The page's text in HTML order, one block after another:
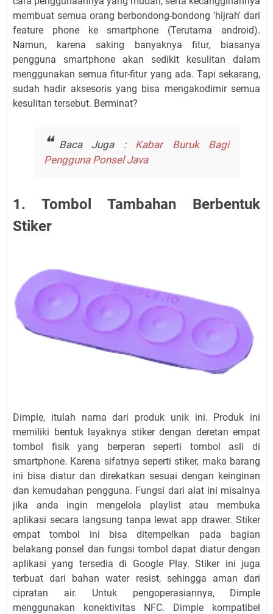
membuat semua orang berbondong-bondong 'hijrah' dari
feature phone ke smartphone (Terutama android).
Namun, karena saking banyaknya fitur, biasanya
pengguna smartphone akan sedikit kesulitan dalam
menggunakan semua fitur-fitur yang ada. Tapi sekarang,
sudah hadir aksesoris yang bisa mengakodimir semua
kesulitan tersebut. Berminat?
Baca Juga : Kabar Buruk Bagi
Pengguna Ponsel Java
1. Tombol Tambahan Berbentuk
Stiker
Dimple, itulah nama dari produk unik ini. Produk ini
memiliki bentuk layaknya stiker dengan deretan empat
tombol fisik yang berperan seperti tombol asli di
smartphone. Karena sifatnya seperti stiker, maka barang
ini bisa diatur dan direkatkan sesuai dengan keinginan
dan kemudahan pengguna. Fungsi dari alat ini misalnya
jika anda ingin mengelola playlist atau membuka
aplikasi secara langsung tanpa lewat app drawer. Stiker
empat tombol ini bisa ditempelkan pada bagian
belakang ponsel dan fungsi tombol dapat diatur dengan
aplikasi yang tersedia di Google Play. Stiker ini juga
terbuat dari bahan water resist, sehingga aman dari
cipratan air. Untuk pengoperasiannya, Dimple
menggunakan konektivitas NFC. Dimple kompatibel